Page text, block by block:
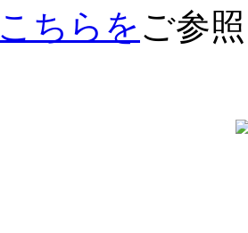
こちらを ご参